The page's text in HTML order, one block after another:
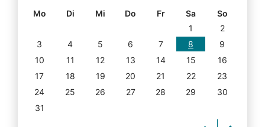
Mo Di Mi Do Fr Sa
So
1
2
3
4 5 6 7 8
9
10
11 12 13 14 15
16
17
18 19 20 21 22
23
24
25 26 27 28 29
30
31